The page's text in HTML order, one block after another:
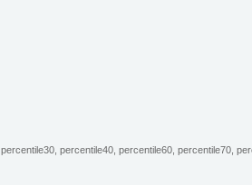
percentile40, percentile60, percentile70,